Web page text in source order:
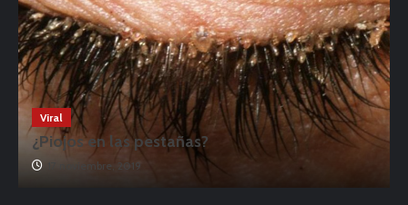
Viral
¿Piojos en las pestañas?
17 noviembre, 2019